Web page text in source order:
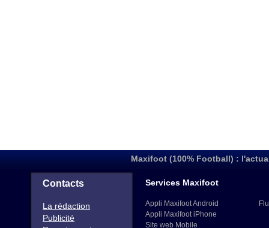
Maxifoot (100% Football) :
Contacts
La rédaction
Publicité
Services Maxifoot
Appli Maxifoot Android
Appli Maxifoot iPhone
Site web Mobile